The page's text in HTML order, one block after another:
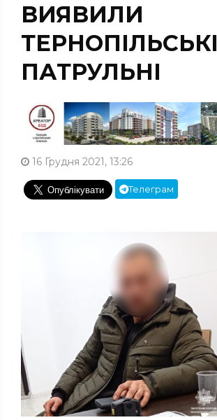
ВИЯВИЛИ
ТЕРНОПІЛЬСЬКІ
ПАТРУЛЬНІ
16 Грудня 2021, 13:26
Телеграм